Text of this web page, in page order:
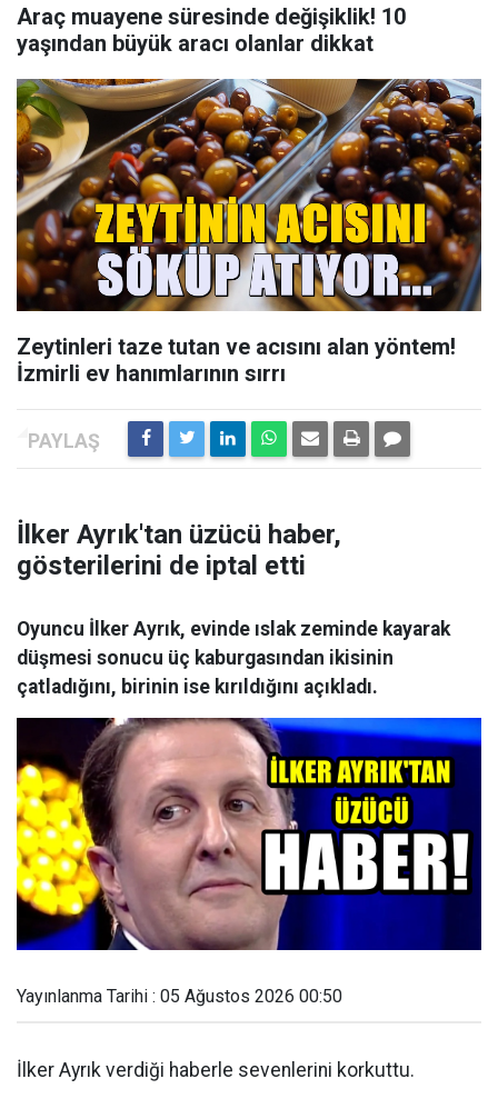
Araç muayene süresinde değişiklik! 10
yaşından büyük aracı olanlar dikkat
Zeytinleri taze tutan ve acısını alan yöntem!
İzmirli ev hanımlarının sırrı
İlker Ayrık'tan üzücü haber,
gösterilerini de iptal etti
Oyuncu İlker Ayrık, evinde ıslak zeminde kayarak
düşmesi sonucu üç kaburgasından ikisinin
çatladığını, birinin ise kırıldığını açıkladı.
Yayınlanma Tarihi : 05 Ağustos 2026 00:50
İlker Ayrık verdiği haberle sevenlerini korkuttu.